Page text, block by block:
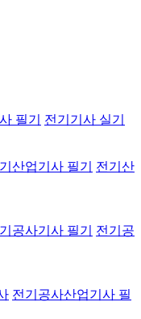
필기 전기기사 실기
산업기사 필기
전기산
공사기사 필기
전기공
전기공사산업기사 필